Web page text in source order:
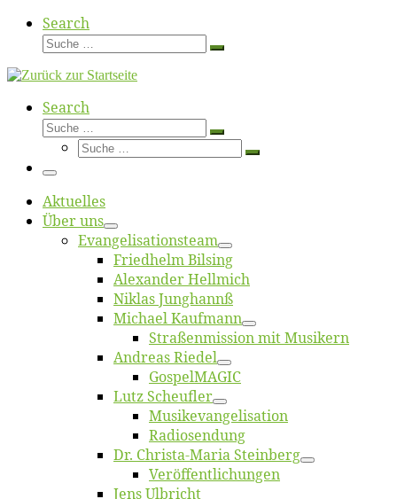
Search
Suche
Suche
Search
Suche
Suche
Suche
Suche
Menü
Ak­tu­el­les
Über uns
Evangelisa­tions­team
Fried­helm Bilsing
Alex­an­der Hellmich
Ni­klas Junghannß
Mi­cha­el Kaufmann
Straßenmis­sion mit Musikern
An­dre­as Riedel
Gos­pel­MA­GIC
Lutz Scheuf­ler
Musikevan­ge­li­sa­tion
Ra­dio­sen­dung
Dr. Chris­­ta-Ma­ria Steinberg
Ver­öf­fent­li­chun­gen
Jens Ulb­richt